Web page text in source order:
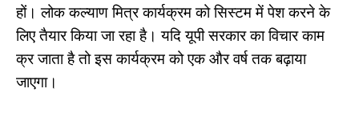
हों। लोक कल्याण मित्र कार्यक्रम को सिस्टम में पेश करने के
लिए तैयार किया जा रहा है। यदि यूपी सरकार का विचार काम
क्र जाता है तो इस कार्यक्रम को एक और वर्ष तक बढ़ाया
जाएगा।